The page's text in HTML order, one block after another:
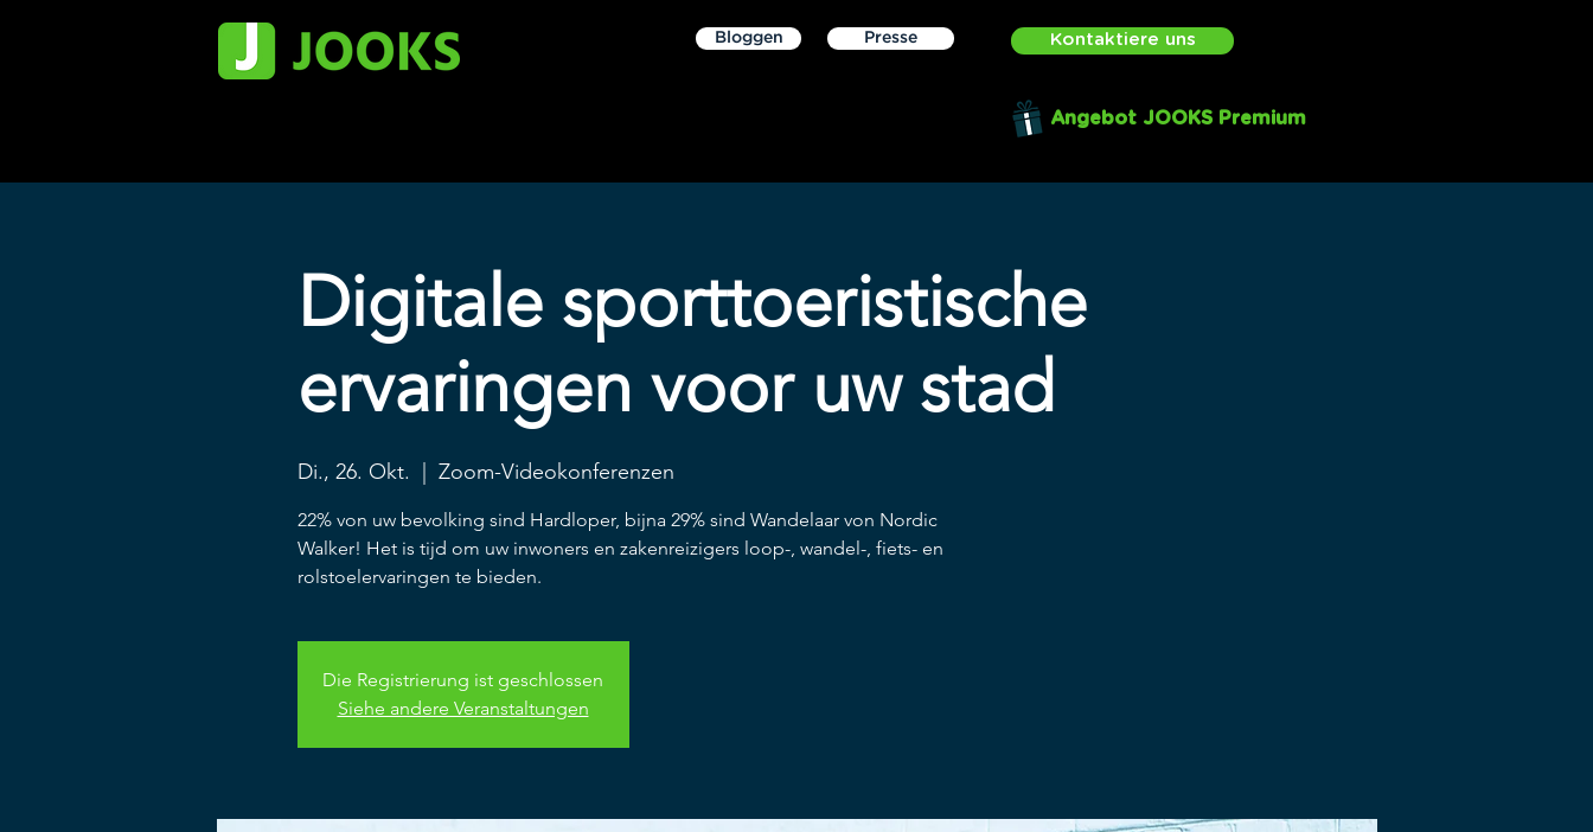
Bloggen Presse Kontaktiere uns
Angebot JOOKS Premium
Digitale sporttoeristische
ervaringen voor uw stad
Di., 26. Okt. Zoom-Videokonferenzen
22% von uw bevolking sind Hardloper, bijna 29% sind Wandelaar von Nordic
Walker! Het is tijd om uw inwoners en zakenreizigers loop-, wandel-, fiets- en
rolstoelervaringen te bieden.
Die Registrierung ist geschlossen
Siehe andere Veranstaltungen